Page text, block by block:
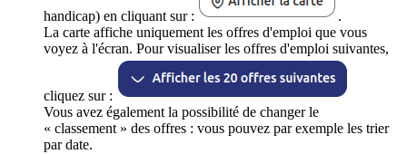
handicap) en cliquant sur :
.
La carte affiche uniquement les offres d'emploi que vous
voyez à l'écran. Pour visualiser les offres d'emploi suivantes,
cliquez sur :
Vous avez également la possibilité de changer le
« classement » des offres : vous pouvez par exemple les trier
par date.